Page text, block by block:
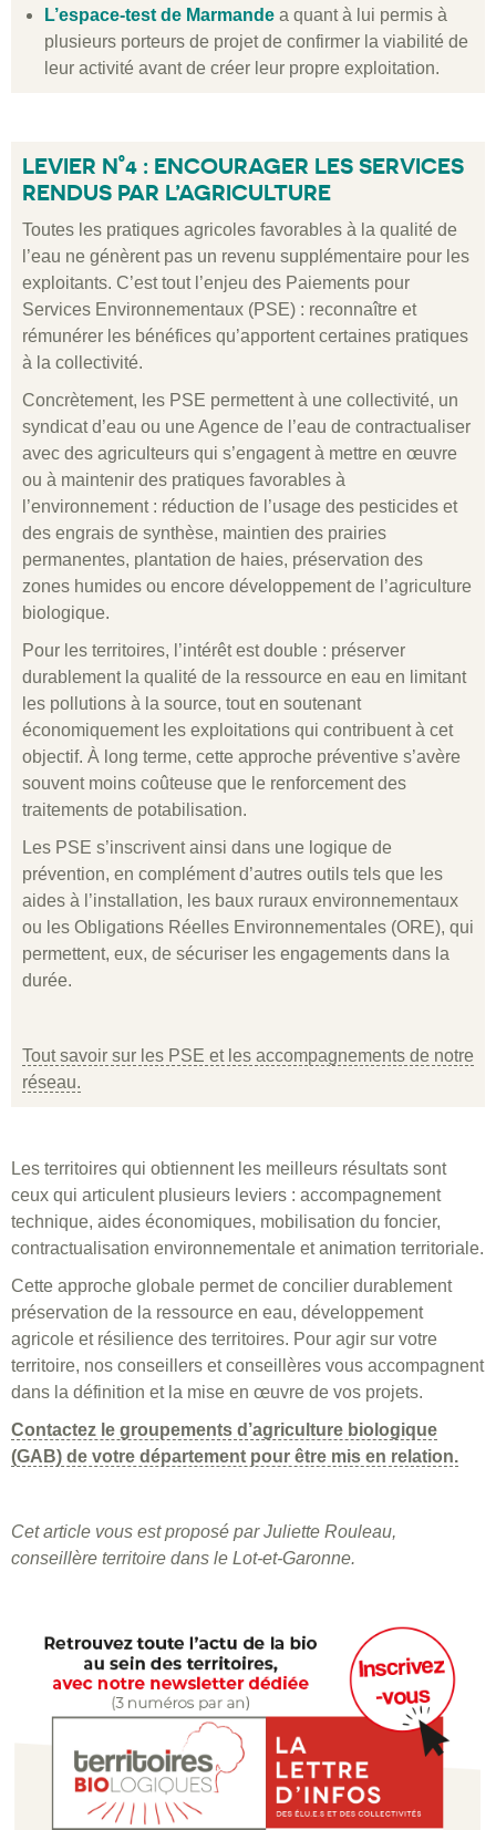
L’espace-test de Marmande a quant à lui permis à
plusieurs porteurs de projet de confirmer la viabilité de
leur activité avant de créer leur propre exploitation.
LEVIER N°4 : ENCOURAGER LES SERVICES
RENDUS PAR L’AGRICULTURE
Toutes les pratiques agricoles favorables à la qualité de
l’eau ne génèrent pas un revenu supplémentaire pour les
exploitants. C’est tout l’enjeu des Paiements pour
Services Environnementaux (PSE) : reconnaître et
rémunérer les bénéfices qu’apportent certaines pratiques
à la collectivité.
Concrètement, les PSE permettent à une collectivité, un
syndicat d’eau ou une Agence de l’eau de contractualiser
avec des agriculteurs qui s’engagent à mettre en œuvre
ou à maintenir des pratiques favorables à
l’environnement : réduction de l’usage des pesticides et
des engrais de synthèse, maintien des prairies
permanentes, plantation de haies, préservation des
zones humides ou encore développement de l’agriculture
biologique.
Pour les territoires, l’intérêt est double : préserver
durablement la qualité de la ressource en eau en limitant
les pollutions à la source, tout en soutenant
économiquement les exploitations qui contribuent à cet
objectif. À long terme, cette approche préventive s’avère
souvent moins coûteuse que le renforcement des
traitements de potabilisation.
Les PSE s’inscrivent ainsi dans une logique de
prévention, en complément d’autres outils tels que les
aides à l’installation, les baux ruraux environnementaux
ou les Obligations Réelles Environnementales (ORE), qui
permettent, eux, de sécuriser les engagements dans la
durée.
Tout savoir sur les PSE et les accompagnements de notre
réseau.
Les territoires qui obtiennent les meilleurs résultats sont
ceux qui articulent plusieurs leviers : accompagnement
technique, aides économiques, mobilisation du foncier,
contractualisation environnementale et animation territoriale.
Cette approche globale permet de concilier durablement
préservation de la ressource en eau, développement
agricole et résilience des territoires. Pour agir sur votre
territoire, nos conseillers et conseillères vous accompagnent
dans la définition et la mise en œuvre de vos projets.
Contactez le groupements d’agriculture biologique
(GAB) de votre département pour être mis en relation.
Cet article vous est proposé par Juliette Rouleau,
conseillère territoire dans le Lot-et-Garonne.